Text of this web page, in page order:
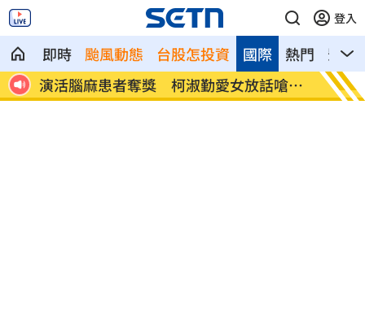
登入
即時 颱風動態 台股怎投資 熱門 影音
國際
媽
役男潛逃被抓曝悲慘處境！兄母入獄缺錢
花
雨天